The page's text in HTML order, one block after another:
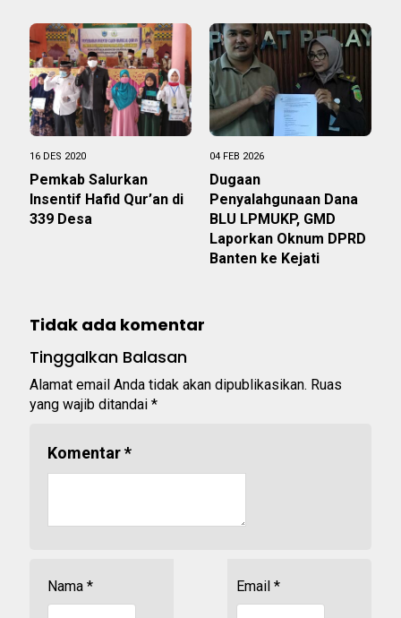
16 DES 2020
Pemkab Salurkan
Insentif Hafid Qur’an di
339 Desa
04 FEB 2026
Dugaan
Penyalahgunaan Dana
BLU LPMUKP, GMD
Laporkan Oknum DPRD
Banten ke Kejati
Tidak ada komentar
Tinggalkan Balasan
Alamat email Anda tidak akan dipublikasikan. Ruas
yang wajib ditandai *
Komentar*
Nama * Email *